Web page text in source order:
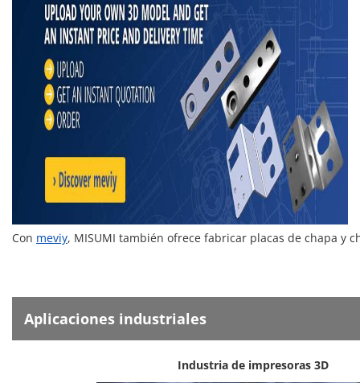
Con meviy, MISUMI también ofrece fabricar placas de chapa y
Aplicaciones industriales
Industria de impresoras 3D